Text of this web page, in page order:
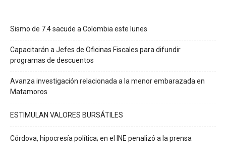
Sismo de 7.4 sacude a Colombia este lunes
Capacitarán a Jefes de Oficinas Fiscales para difundir
programas de descuentos
Avanza investigación relacionada a la menor embarazada en
Matamoros
ESTIMULAN VALORES BURSÁTILES
Córdova, hipocresía política; en el INE penalizó a la prensa